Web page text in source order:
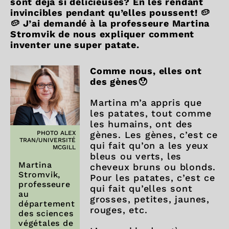
invincibles pendant qu’elles poussent! 🥔
🥔 J’ai demandé à la professeure Martina
Stromvik de nous expliquer comment
inventer une super patate.
PHOTO ALEX
TRAN/UNIVERSITÉ
MCGILL
Martina
Stromvik,
professeure
au
département
des sciences
végétales de
Comme nous, elles ont
des gènes😯
Martina m’a appris que
les patates, tout comme
les humains, ont des
gènes. Les gènes, c’est ce
qui fait qu’on a les yeux
bleus ou verts, les
cheveux bruns ou blonds.
Pour les patates, c’est ce
qui fait qu’elles sont
grosses, petites, jaunes,
rouges, etc.